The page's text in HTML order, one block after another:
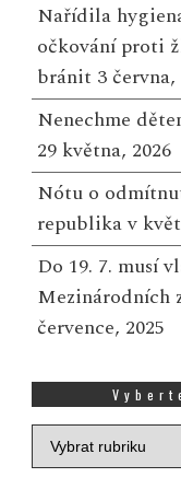
Nařídila
očkování proti
bránit 3 června,
Nenechme
29 května, 2026
Nótu o
republika v
Do 19. 7. musí
Mezinárodních
července, 2025
Vyberte
si,